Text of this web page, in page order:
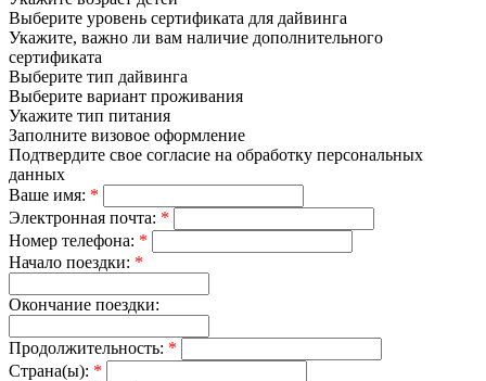
Выберите уровень сертификата для дайвинга
Укажите, важно ли вам наличие дополнительного
сертификата
Выберите тип дайвинга
Выберите вариант проживания
Укажите тип питания
Заполните визовое оформление
Подтвердите свое согласие на обработку персональных
данных
Ваше имя: *
Электронная почта: *
Номер телефона: *
Начало поездки: *
Окончание поездки:
Продолжительность: *
Страна(ы): *